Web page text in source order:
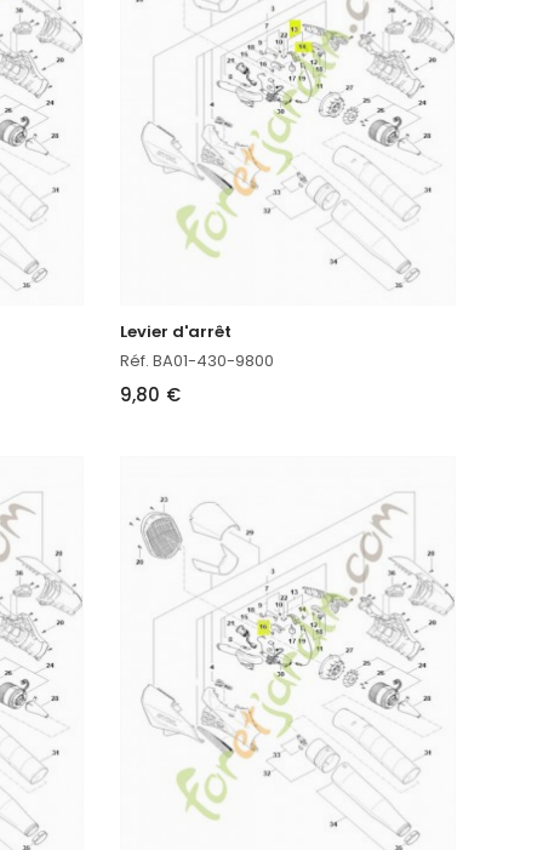
Levier d'arrêt
Réf. BA01-430-9800
9,80 €